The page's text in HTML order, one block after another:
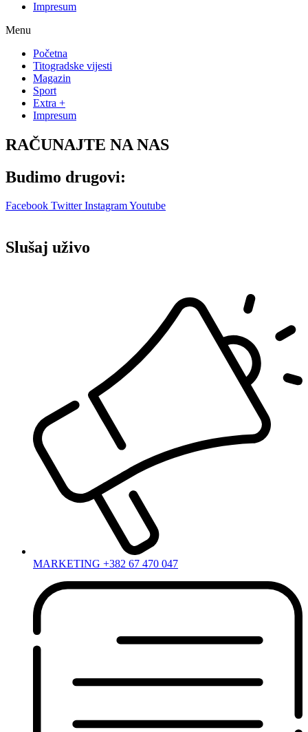
Impresum
Menu
Početna
Titogradske vijesti
Magazin
Sport
Extra +
Impresum
RAČUNAJTE NA NAS
Budimo drugovi:
Facebook Twitter InstagramYoutube
Slušaj uživo
MARKETING +382 67 470 047